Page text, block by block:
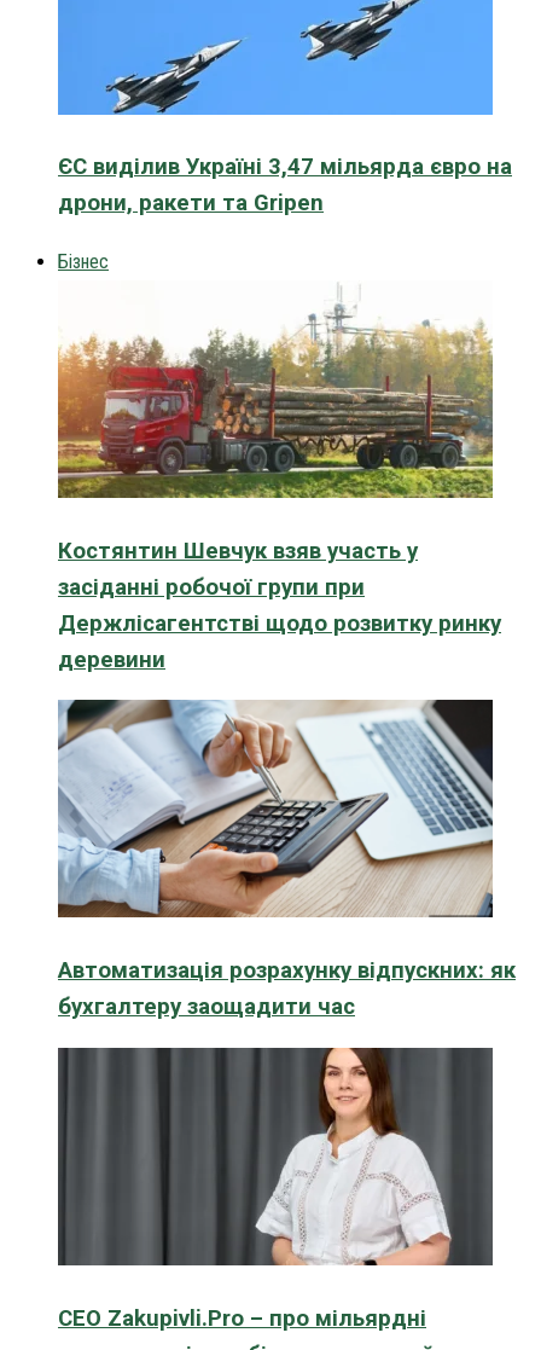
ЄС виділив Україні 3,47 мільярда євро на
дрони, ракети та Gripen
Бізнес
Костянтин Шевчук взяв участь у
засіданні робочої групи при
Держлісагентстві щодо розвитку ринку
деревини
Автоматизація розрахунку відпускних: як
бухгалтеру заощадити час
CEO Zakupivli.Pro – про мільярдні